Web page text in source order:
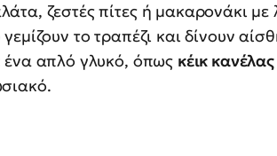
ζεστές πίτες ή μακαρονάκι με
το τραπέζι και δίνουν
ένα απλό γλυκό, όπως κέικ